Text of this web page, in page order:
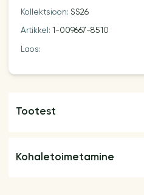
Kollektsioon:SS26
Artikkel:1-009667-8510
Laos:
Tootest
Kohaletoimetamine